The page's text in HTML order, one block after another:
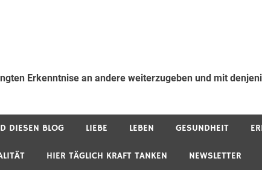
Erkenntnise an andere weiterzugeben und mit
DIESEN BLOG LIEBE LEBEN GESUNDHEIT
HIER TÄGLICH KRAFT TANKEN NEWSLETTER